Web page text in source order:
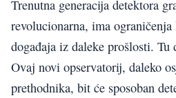
Trenutna generacija detektora
revolucionarna, ima
događaja iz daleke prošlosti. Tu
Ovaj novi opservatorij, daleko
prethodnika, bit će sposoban